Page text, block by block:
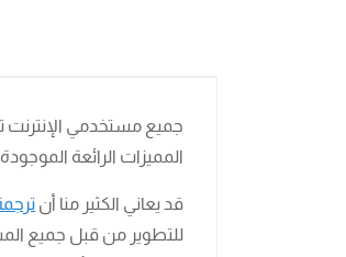
المميزات الرائعة
قد يعاني الكثير منا أن
للتطوير من قبل جميع